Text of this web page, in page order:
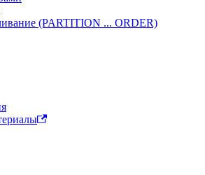
(PARTITION ... ORDER)